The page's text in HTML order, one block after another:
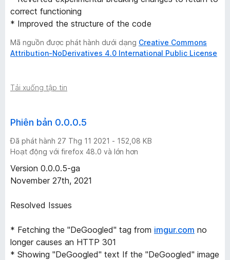
correct functioning
* Improved the structure of the code
Mã nguồn được phát hành dưới dạng Creative Commons
Attribution-NoDerivatives 4.0 International Public License
Tải xuống tập tin
Phiên bản 0.0.0.5
Đã phát hành 27 Thg 11 2021 - 152,08 KB
Hoạt động với firefox 48.0 và lớn hơn
Version 0.0.0.5-ga
November 27th, 2021
Resolved Issues
* Fetching the "DeGoogled" tag from imgur.com no
longer causes an HTTP 301
* Showing "DeGoogled" text If the "DeGoogled" image